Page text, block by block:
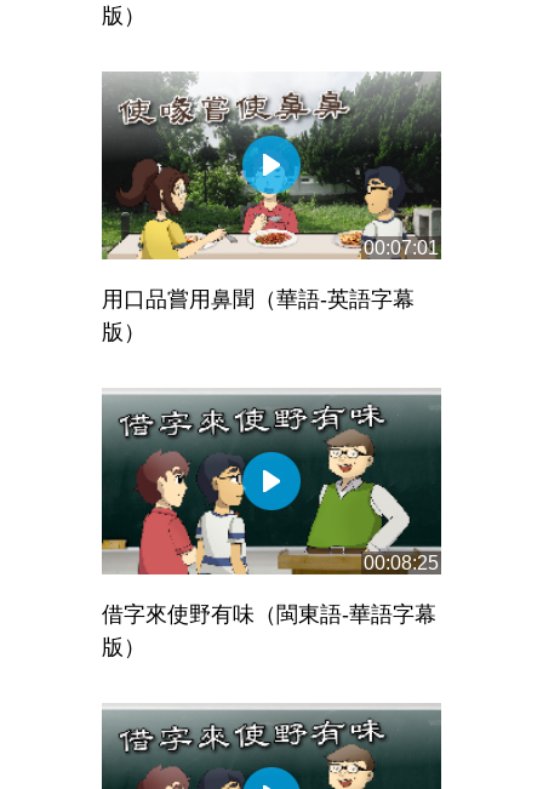
版）
00:07:01
用口品嘗用鼻聞（華語-英語字幕
版）
00:08:25
借字來使野有味（閩東語-華語字幕
版）